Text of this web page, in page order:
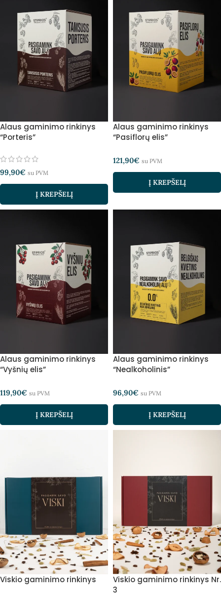
Alaus gaminimo rinkinys
“Porteris”
99,90€ su PVM
Į KREPŠELĮ
Alaus gaminimo rinkinys
“Pasiflorų elis”
121,90€ su PVM
Į KREPŠELĮ
Alaus gaminimo rinkinys
“Vyšnių elis”
119,90€ su PVM
Į KREPŠELĮ
Alaus gaminimo rinkinys
“Nealkoholinis”
96,90€ su PVM
Į KREPŠELĮ
Viskio gaminimo rinkinys
Viskio gaminimo rinkinys Nr.
3